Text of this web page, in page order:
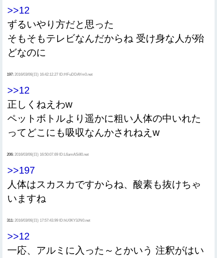
>>12
ずるいやり方だと思った
そもそもテレビなんだからね 受け身な人が殆
どなのに
197: 2016/03/06(日) 16:42:12.27 ID:HFuDDAYm0.net
>>12
正しくねえわw
ペットボトルより遥かに粗い人体の中いれた
ってどこにも吸収なんかされねえw
206: 2016/03/06(日) 16:50:07.69 ID:L6amASi80.net
>>197
人体はスカスカですからね、酸素も抜けちゃ
いますね
311: 2016/03/06(日) 17:57:43.99 ID:hU0KY3JN0.net
>>12
一応、アルミに入った～とかいう 注釈がはい